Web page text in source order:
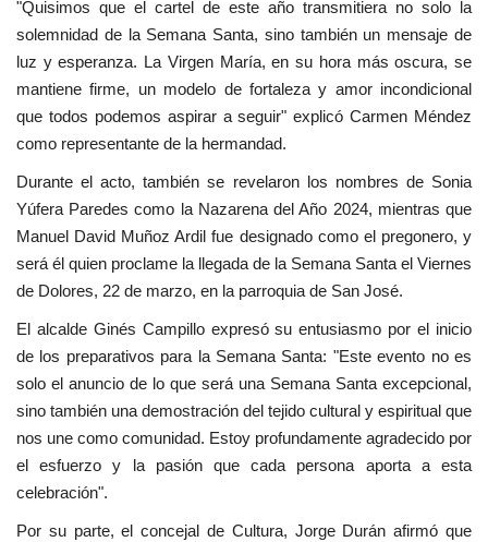
"Quisimos que el cartel de este año transmitiera no solo la
solemnidad de la Semana Santa, sino también un mensaje de
luz y esperanza. La Virgen María, en su hora más oscura, se
mantiene firme, un modelo de fortaleza y amor incondicional
que todos podemos aspirar a seguir" explicó Carmen Méndez
como representante de la hermandad.
Durante el acto, también se revelaron los nombres de Sonia
Yúfera Paredes como la Nazarena del Año 2024, mientras que
Manuel David Muñoz Ardil fue designado como el pregonero, y
será él quien proclame la llegada de la Semana Santa el Viernes
de Dolores, 22 de marzo, en la parroquia de San José.
El alcalde Ginés Campillo expresó su entusiasmo por el inicio
de los preparativos para la Semana Santa: "Este evento no es
solo el anuncio de lo que será una Semana Santa excepcional,
sino también una demostración del tejido cultural y espiritual que
nos une como comunidad. Estoy profundamente agradecido por
el esfuerzo y la pasión que cada persona aporta a esta
celebración".
Por su parte, el concejal de Cultura, Jorge Durán afirmó que